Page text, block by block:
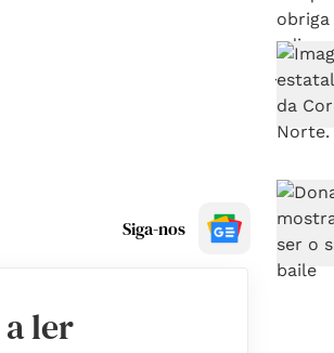
Siga-nos
ler